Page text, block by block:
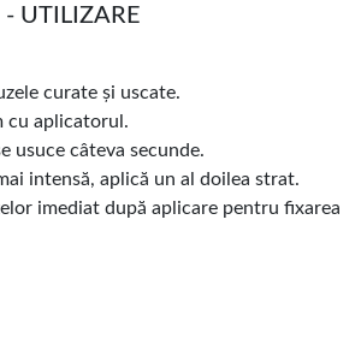
- UTILIZARE
curate și uscate.
cu aplicatorul.
usuce câteva secunde.
intensă, aplică un al doilea strat.
imediat după aplicare pentru fixarea